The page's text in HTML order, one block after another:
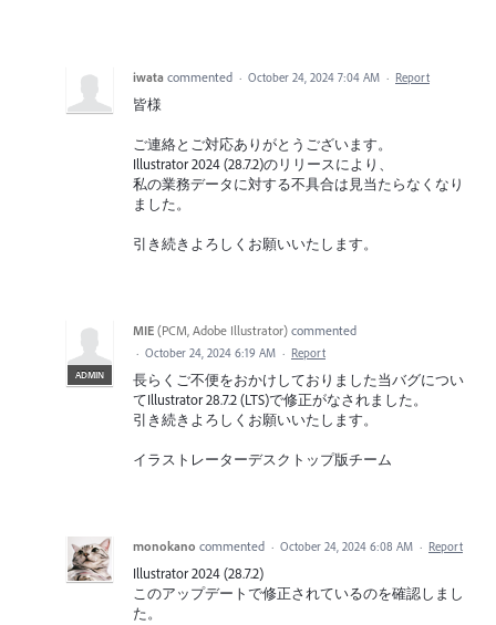
iwata commented · October 24, 2024 7:04 AM · Report
皆様
ご連絡とご対応ありがとうございます。
Illustrator 2024 (28.7.2)のリリースにより、
私の業務データに対する不具合は見当たらなくなり
ました。
引き続きよろしくお願いいたします。
ADMIN
MIE (PCM, Adobe Illustrator) commented
· October 24, 2024 6:19 AM · Report
長らくご不便をおかけしておりました当バグについ
てIllustrator 28.7.2 (LTS)で修正がなされました。
引き続きよろしくお願いいたします。
イラストレーターデスクトップ版チーム
monokano commented · October 24, 2024 6:08 AM · Report
Illustrator 2024 (28.7.2)
このアップデートで修正されているのを確認しまし
た。